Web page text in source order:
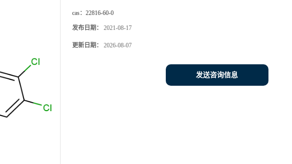
cas： 22816-60-0
发布日期： 2021-08-17
更新日期： 2026-08-07
发送咨询信息